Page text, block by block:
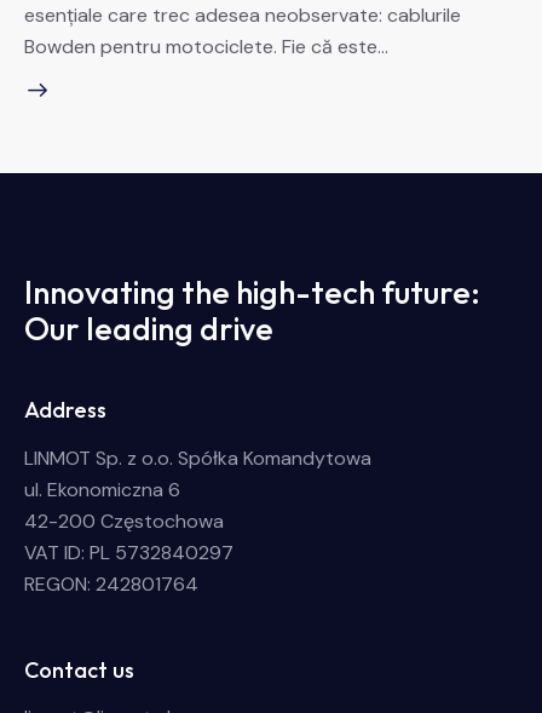
esențiale care trec adesea neobservate: cablurile
Bowden pentru motociclete. Fie că este…
Innovating the high-tech future:
Our leading drive
Address
LINMOT Sp. z o.o. Spółka Komandytowa
ul. Ekonomiczna 6
42-200 Częstochowa
VAT ID: PL 5732840297
REGON: 242801764
Contact us